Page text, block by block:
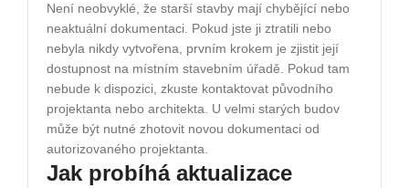
Není neobvyklé, že starší stavby mají chybějící nebo
neaktuální dokumentaci. Pokud jste ji ztratili nebo
nebyla nikdy vytvořena, prvním krokem je zjistit její
dostupnost na místním stavebním úřadě. Pokud tam
nebude k dispozici, zkuste kontaktovat původního
projektanta nebo architekta. U velmi starých budov
může být nutné zhotovit novou dokumentaci od
autorizovaného projektanta.
Jak probíhá aktualizace